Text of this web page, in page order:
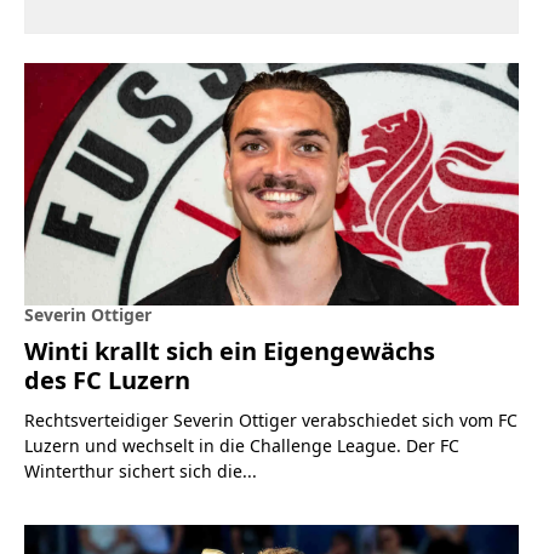
Severin Ottiger
Winti krallt sich ein Eigengewächs
des FC Luzern
Rechtsverteidiger Severin Ottiger verabschiedet sich vom FC
Luzern und wechselt in die Challenge League. Der FC
Winterthur sichert sich die...